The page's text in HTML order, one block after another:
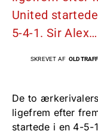
United
5-4-1. Sir Alex…
SKREVET AF
De to
ligefrem efter
startede i en 4-5-